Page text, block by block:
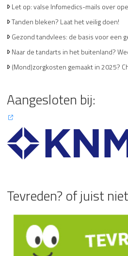
Let op: valse Infomedics-mails over
Tanden bleken? Laat het veilig doen!
Gezond tandvlees: de basis voor een
Naar de tandarts in het buitenland?
(Mond)zorgkosten gemaakt in 2025?
Aangesloten bij:
Tevreden? of juist